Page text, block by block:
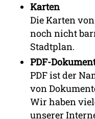
Karten
Die Karten
noch nicht
Stadtplan.
PDF-
PDF ist der
von
Wir haben
unserer